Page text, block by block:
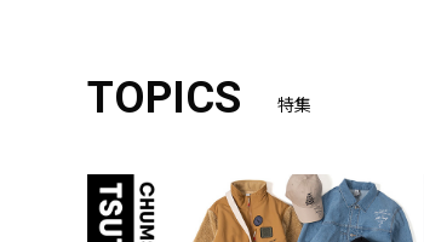
TOPICS 特集